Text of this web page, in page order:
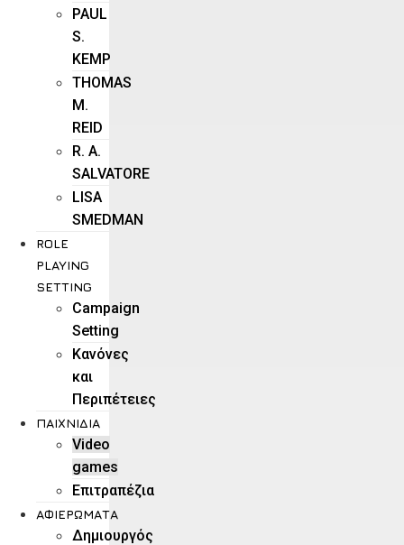
PAUL
S.
KEMP
THOMAS
M.
REID
R. A.
SALVATORE
LISA
SMEDMAN
ROLE
PLAYING
SETTING
Campaign
Setting
Kανόνες
και
Περιπέτειες
ΠΑΙΧΝΊΔΙΑ
Video
games
Επιτραπέζια
ΑΦΙΕΡΏΜΑΤΑ
Δημιουργός